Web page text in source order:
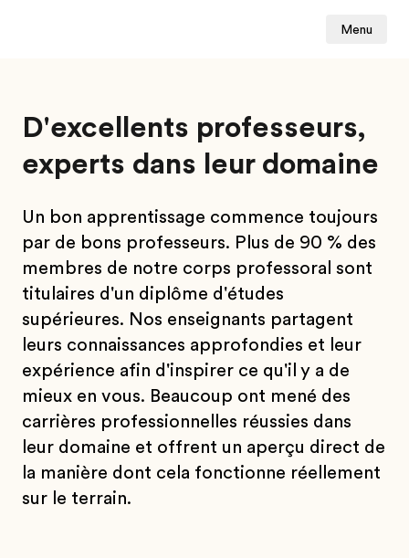
Menu
D'excellents professeurs,
experts dans leur domaine
Un bon apprentissage commence toujours
par de bons professeurs. Plus de 90 % des
membres de notre corps professoral sont
titulaires d'un diplôme d'études
supérieures. Nos enseignants partagent
leurs connaissances approfondies et leur
expérience afin d'inspirer ce qu'il y a de
mieux en vous. Beaucoup ont mené des
carrières professionnelles réussies dans
leur domaine et offrent un aperçu direct de
la manière dont cela fonctionne réellement
sur le terrain.